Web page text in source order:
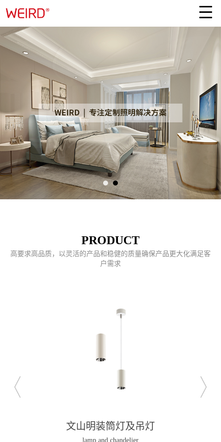
PRODUCT
高要求高品质，以灵活的产品和稳健的质量确保产品更大化满足客
户需求
文山明装筒灯及吊灯
lamp and chandelier